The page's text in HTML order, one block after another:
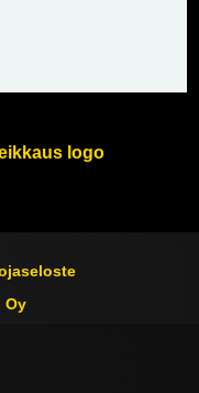
Oy